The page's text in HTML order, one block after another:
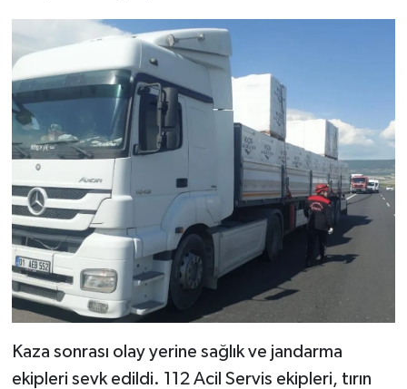
Kaza sonrası olay yerine sağlık ve jandarma
ekipleri sevk edildi. 112 Acil Servis ekipleri, tırın